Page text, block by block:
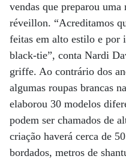
vendas que preparou
réveillon. “Acreditamos
feitas em alto estilo e por
black-tie”, conta Nardi
griffe. Ao contrário dos
algumas roupas brancas
elaborou 30 modelos
podem ser chamados de
criação haverá cerca de
bordados, metros de